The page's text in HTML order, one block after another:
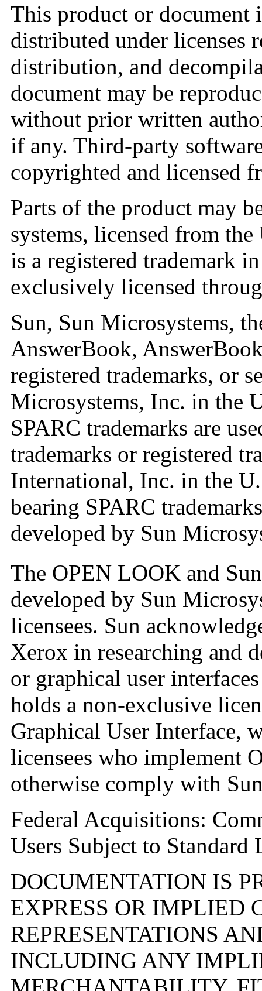
This product or document
distributed under licenses
distribution, and
document may be
without prior written
if any. Third-party
copyrighted and licensed
Parts of the product may
systems, licensed from
is a registered trademark
exclusively licensed
Sun, Sun Microsystems,
AnswerBook,
registered trademarks, or
Microsystems, Inc. in the
SPARC trademarks are
trademarks or registered
International, Inc. in the
bearing SPARC
developed by Sun
The OPEN LOOK and Sun
developed by Sun
licensees. Sun
Xerox in researching and
or graphical user
holds a non-exclusive
Graphical User Interface,
licensees who implement
otherwise comply with
Federal Acquisitions:
Users Subject to Standard
DOCUMENTATION IS
EXPRESS OR IMPLIED
REPRESENTATIONS
INCLUDING ANY